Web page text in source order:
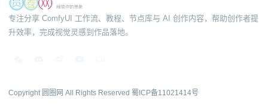
专注分享 ComfyUI 工作流、教程、节点库与 AI 创作内容，帮助创作者提
升效率，完成视觉灵感到作品落地。
Copyright 圆圈网 All Rights Reserved 蜀ICP备11021414号